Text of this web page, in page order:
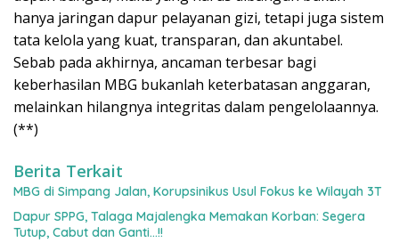
hanya jaringan dapur pelayanan gizi, tetapi juga sistem
tata kelola yang kuat, transparan, dan akuntabel.
Sebab pada akhirnya, ancaman terbesar bagi
keberhasilan MBG bukanlah keterbatasan anggaran,
melainkan hilangnya integritas dalam pengelolaannya.
(**)
Berita Terkait
MBG di Simpang Jalan, Korupsinikus Usul Fokus ke Wilayah 3T
Dapur SPPG, Talaga Majalengka Memakan Korban: Segera
Tutup, Cabut dan Ganti…!!